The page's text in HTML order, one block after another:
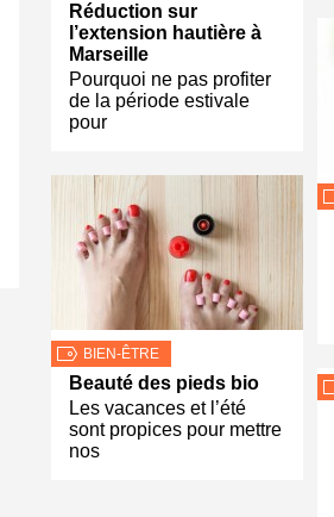
Réduction sur
l’extension hautière à
Marseille
Pourquoi ne pas profiter
de la période estivale
pour
BIEN-ÊTRE
Beauté des pieds bio
Les vacances et l’été
sont propices pour mettre
nos